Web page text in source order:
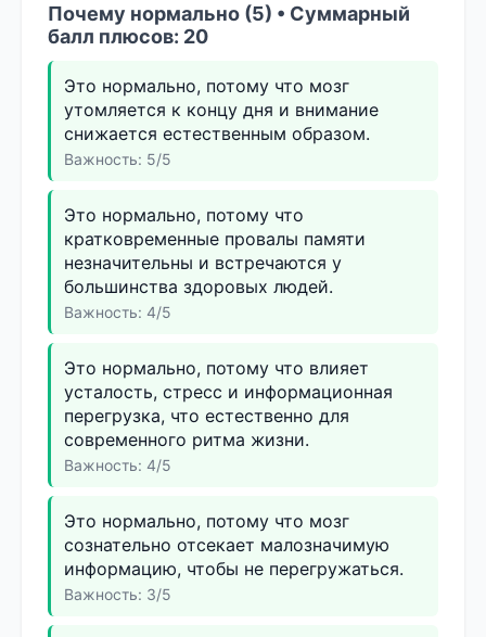
Почему нормально (5) • Суммарный
балл плюсов: 20
Это нормально, потому что мозг
утомляется к концу дня и внимание
снижается естественным образом.
Важность: 5/5
Это нормально, потому что
кратковременные провалы памяти
незначительны и встречаются у
большинства здоровых людей.
Важность: 4/5
Это нормально, потому что влияет
усталость, стресс и информационная
перегрузка, что естественно для
современного ритма жизни.
Важность: 4/5
Это нормально, потому что мозг
сознательно отсекает малозначимую
информацию, чтобы не перегружаться.
Важность: 3/5